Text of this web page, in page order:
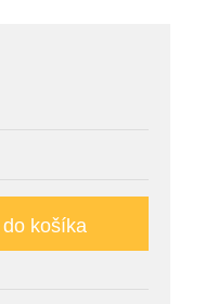
košíka